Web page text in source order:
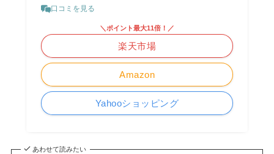
口コミを見る
Amazon
＼ポイント最大11倍！／
楽天市場
Yahooショッピング
あわせて読みたい